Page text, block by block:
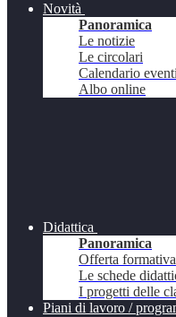
Novità
Panoramica
Le notizie
Le circolari
Calendario eventi
Albo online
Didattica
Panoramica
Offerta formativa
Le schede
I progetti delle
Piani di lavoro /